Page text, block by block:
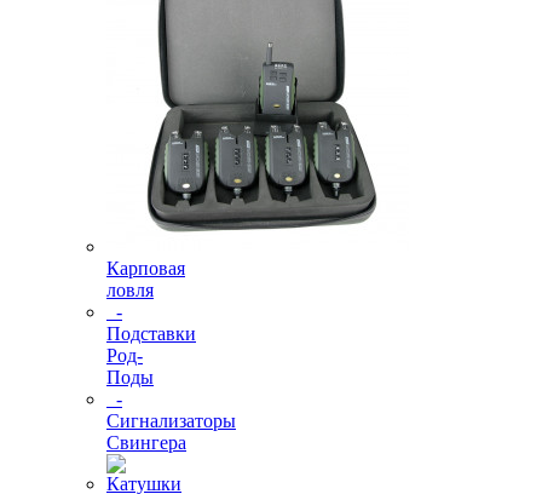
Карповая
ловля
-
Подставки
Род-
Поды
-
Сигнализаторы
Свингера